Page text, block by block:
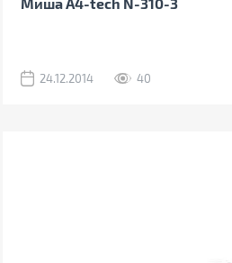
24.12.2014 40